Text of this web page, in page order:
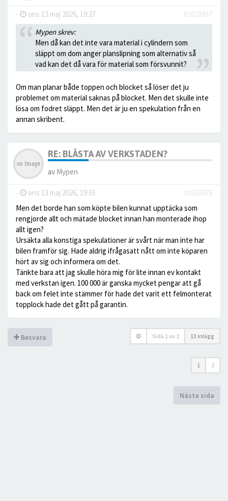
- ons 13 maj 2026, 19:27
#1628937
Mypen skrev:
Men då kan det inte vara material i cylindern som
släppt om dom anger planslipning som alternativ så
vad kan det då vara för material som försvunnit?
Om man planar både toppen och blocket så löser det ju
problemet om material saknas på blocket. Men det skulle inte
lösa om fodret släppt. Men det är ju en spekulation från en
annan skribent.
RE: BLÅSTA AV VERKSTADEN?
av Mypen
- ons 13 maj 2026, 19:55
#1628938
Men det borde han som köpte bilen kunnat upptäcka som
rengjorde allt och mätade blocket innan han monterade ihop
allt igen?
Ursäkta alla konstiga spekulationer är svårt när man inte har
bilen framför sig. Hade aldrig ifrågasatt nått om inte köparen
hört av sig och informera om det.
Tänkte bara att jag skulle höra mig för lite innan ev kontakt
med verkstan igen. 100 000 är ganska mycket pengar att gå
back om felet inte stämmer för hade det varit ett felmonterat
topplock hade det gått på garantin.
Besvara Sida 1 av 2 13 inlägg
1 2
Nästa sida